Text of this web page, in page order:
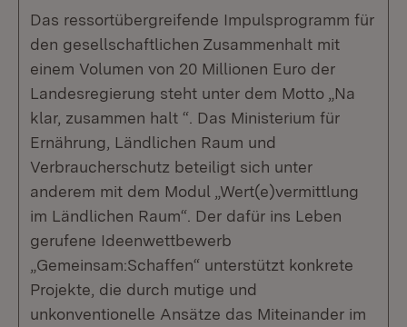
Das ressortübergreifende Impulsprogramm für
den gesellschaftlichen Zusammenhalt mit
einem Volumen von 20 Millionen Euro der
Landesregierung steht unter dem Motto „Na
klar, zusammen halt “. Das Ministerium für
Ernährung, Ländlichen Raum und
Verbraucherschutz beteiligt sich unter
anderem mit dem Modul „Wert(e)vermittlung
im Ländlichen Raum“. Der dafür ins Leben
gerufene Ideenwettbewerb
„Gemeinsam:Schaffen“ unterstützt konkrete
Projekte, die durch mutige und
unkonventionelle Ansätze das Miteinander im